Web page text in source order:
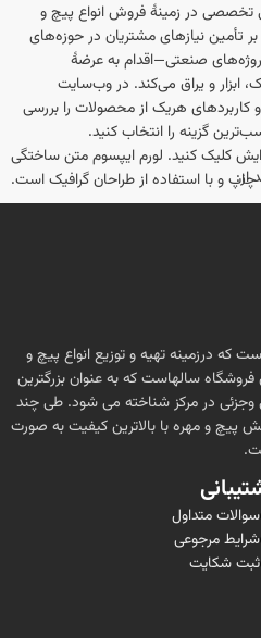
تخصصی در زمینهٔ فروش انواع پیچ و
تأمین نیازهای مشتریان در حوزه‌های
صنعتی—اقدام به عرضهٔ
ابزار و یراق می‌کند. در وب‌سایت
هریک از محصولات را بررسی
گزینه را انتخاب کنید.
از:
سفارش به‌صورت اینترنتی و دریافت
محصولات مناسب.
سفارش‌ها را از طریق پست یا
می‌کند.
تخصصی و با اطلاعات فنی کامل دارید،
در بازار ایران محسوب می‌شود. با
آن‌ها می‌توانید از جزئیات
کلیک کنید. لورم ایپسوم متن ساختگی
و با استفاده از طراحان گرافیک است.
بیش از 10 سال است که درزمینه تهیه و توزیع انواع پیچ و
سالهاست که به عنوان بزرگترین
در مرکز شناخته می شود. طی چند
پیچ و مهره با بالاترین کیفیت به صورت
سوالات متداول
شرایط مرجوعی
ثبت شکایت